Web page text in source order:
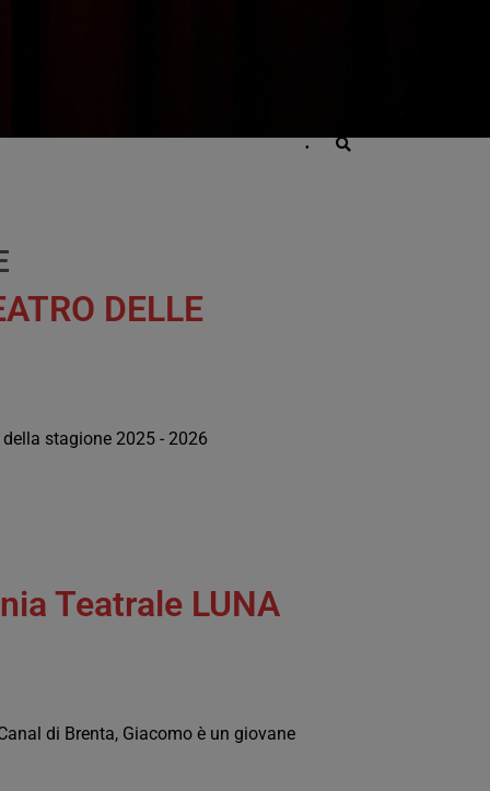
•
DELLE
stagione 2025 - 2026
Teatrale LUNA
di Brenta, Giacomo è un giovane